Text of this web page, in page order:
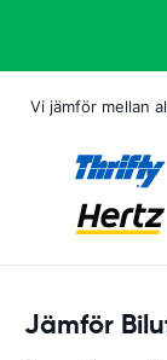
Vi jämför mellan
Jämför